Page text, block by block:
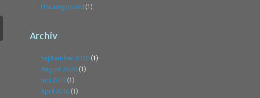
Uncategorized (1)
Archiv
September 2020 (1)
August 2020 (1)
Juni 2017 (1)
April 2016 (1)